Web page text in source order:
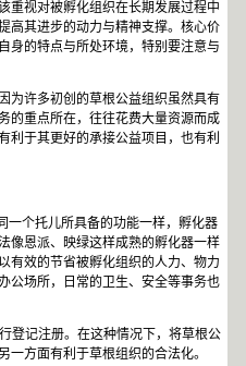
重视对被孵化组织在长期发展过程中
高其进步的动力与精神支撑。核心价
身的特点与所处环境，特别要注意与
为许多初创的草根公益组织虽然具有
的重点所在，往往花费大量资源而成
利于其更好的承接公益项目，也有利
一个托儿所具备的功能一样，孵化器
像恩派、映绿这样成熟的孵化器一样
有效的节省被孵化组织的人力、物力
公场所，日常的卫生、安全等事务也
登记注册。在这种情况下，将草根公
方面有利于草根组织的合法化。